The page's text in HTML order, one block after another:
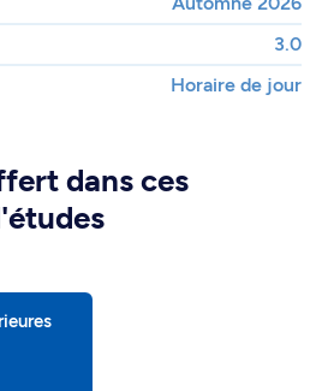
3.0
Horaire de jour
dans ces